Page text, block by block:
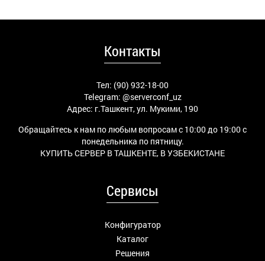
Контакты
Тел: (90) 932-18-00
Telegram: @serverconf_uz
Адрес: г.Ташкент, ул. Мукими, 190
Обращайтесь к нам по любым вопросам с 10:00 до 19:00 с
понедельника по пятницу.
КУПИТЬ СЕРВЕР В ТАШКЕНТЕ, В УЗБЕКИСТАНЕ
Сервисы
Конфигуратор
Каталог
Решения